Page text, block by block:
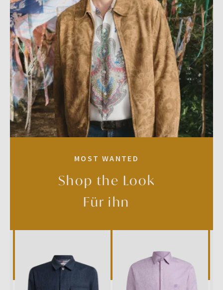
MOST WANTED
Shop the Look
Für ihn